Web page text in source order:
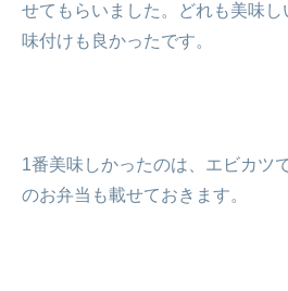
せてもらいました。どれも美味
味付けも良かったです。
1番美味しかったのは、エビカツ
のお弁当も載せておきます。